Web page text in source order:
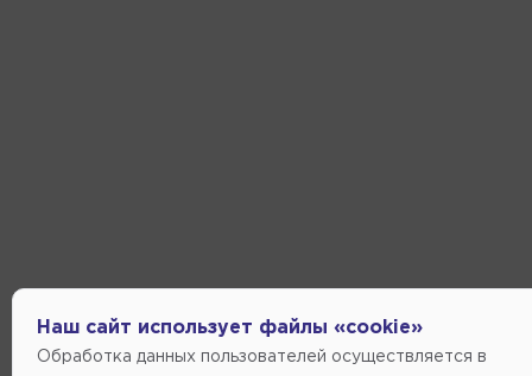
Наш сайт использует файлы «cookie»
Обработка данных пользователей осуществляется в